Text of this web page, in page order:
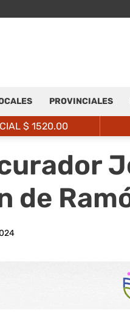
PROVINCIALES
$ 1520.00
de